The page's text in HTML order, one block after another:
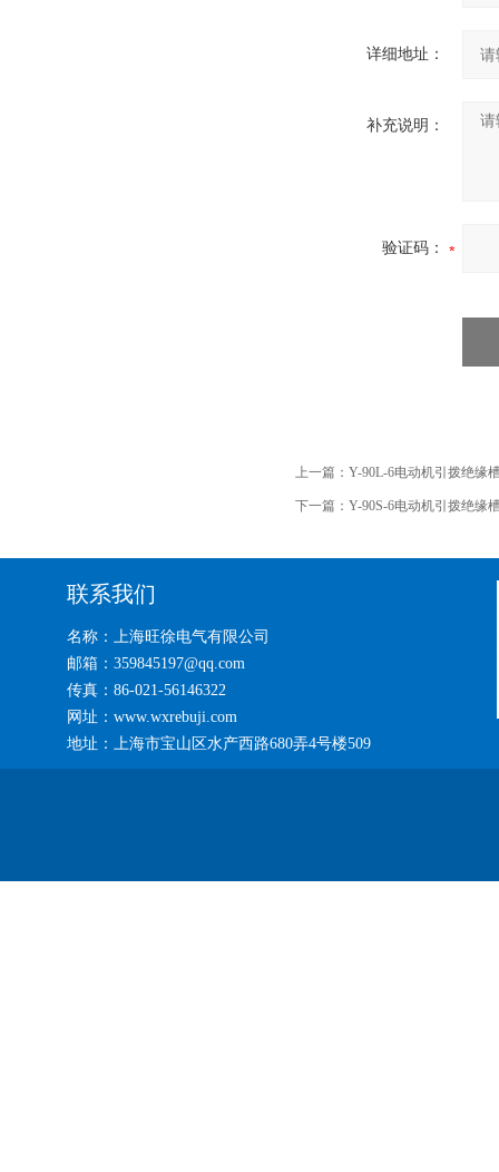
详细地址：
补充说明：
验证码：
上一篇： Y-90L-6电动机引拨绝缘
下一篇： Y-90S-6电动机引拨绝缘
联系我们
名称：上海旺徐电气有限公司
邮箱：359845197@qq.com
传真：86-021-56146322
网址：www.wxrebuji.com
地址：上海市宝山区水产西路680弄4号楼509